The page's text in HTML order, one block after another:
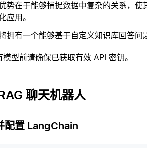
势在于能够捕捉数据中复杂的关系，
应用。
拥有一个能够基于自定义知识库回答问
模型前请确保已获取有效 API 密钥。
聊天机器人
配置 LangChain